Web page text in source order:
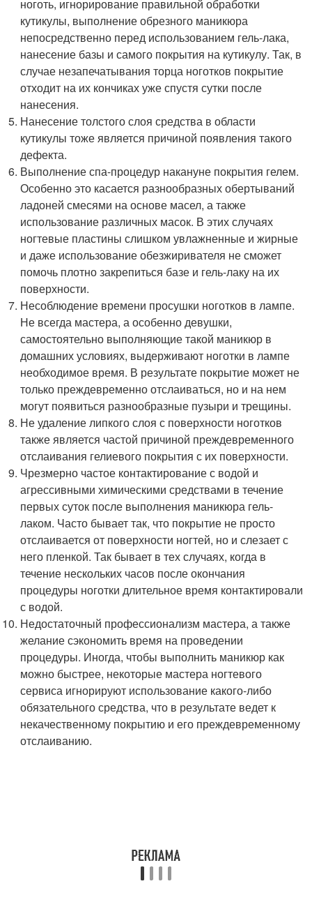
ноготь, игнорирование правильной обработки
кутикулы, выполнение обрезного маникюра
непосредственно перед использованием гель-лака,
нанесение базы и самого покрытия на кутикулу. Так, в
случае незапечатывания торца ноготков покрытие
отходит на их кончиках уже спустя сутки после
нанесения.
Нанесение толстого слоя средства в области
кутикулы тоже является причиной появления такого
дефекта.
Выполнение спа-процедур накануне покрытия гелем.
Особенно это касается разнообразных обертываний
ладоней смесями на основе масел, а также
использование различных масок. В этих случаях
ногтевые пластины слишком увлажненные и жирные
и даже использование обезжиривателя не сможет
помочь плотно закрепиться базе и гель-лаку на их
поверхности.
Несоблюдение времени просушки ноготков в лампе.
Не всегда мастера, а особенно девушки,
самостоятельно выполняющие такой маникюр в
домашних условиях, выдерживают ноготки в лампе
необходимое время. В результате покрытие может не
только преждевременно отслаиваться, но и на нем
могут появиться разнообразные пузыри и трещины.
Не удаление липкого слоя с поверхности ноготков
также является частой причиной преждевременного
отслаивания гелиевого покрытия с их поверхности.
Чрезмерно частое контактирование с водой и
агрессивными химическими средствами в течение
первых суток после выполнения маникюра гель-
лаком. Часто бывает так, что покрытие не просто
отслаивается от поверхности ногтей, но и слезает с
него пленкой. Так бывает в тех случаях, когда в
течение нескольких часов после окончания
процедуры ноготки длительное время контактировали
с водой.
Недостаточный профессионализм мастера, а также
желание сэкономить время на проведении
процедуры. Иногда, чтобы выполнить маникюр как
можно быстрее, некоторые мастера ногтевого
сервиса игнорируют использование какого-либо
обязательного средства, что в результате ведет к
некачественному покрытию и его преждевременному
отслаиванию.